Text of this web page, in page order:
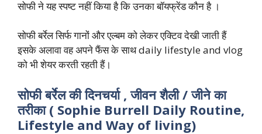
सोफी ने यह स्पष्ट नहीं किया है कि उनका बॉयफ्रेंड कौन है ।
सोफी बर्रेल सिर्फ गानों और एल्बम को लेकर एक्टिव देखी जाती हैं
इसके अलावा वह अपने फैंस के साथ daily lifestyle and vlog
को भी शेयर करती रहती हैं।
सोफी बर्रेल की दिनचर्या , जीवन शैली / जीने का
तरीका ( Sophie Burrell Daily Routine,
Lifestyle and Way of living)